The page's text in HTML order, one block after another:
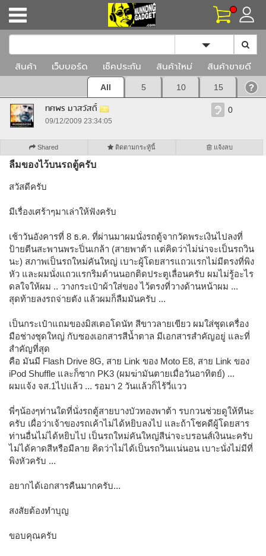
Toggle
สินค้า เว็บบอร์ด เช็คประกัน สินค้าใหม่ สินค้าขายดี
All 5 10 15
ทศพร มาสวัสดิ์
09/12/2009 23:34:05
0
Shared ติดตามกระทู้นี้ แจ้งลบ
ลืมของไว้บนรถตู้ครับ
สวัสดีครับ
มีเรื่องเศร้าๆมาเล่าให้ฟังครับ
เช้าวันอังคารที่ 8 ธ.ค. ที่ผ่านมาผมนั่งรถตู้จากวัดพระเงินไปลงที่
ป้ายตีนสะพานพระปิ่นเกล้า (สายพาต้า แต่คิดว่าไม่น่าจะเป็นรถวิน
นะ) สภาพเป็นรถใหม่คันใหญ่ เบาะผู้โดยสารแถวแรกไม่มีตรงที่พิง
หัว และผมนั่งแถวแรกริมด้านนอกติดประตูเลื่อนครับ ผมไม่รู้อะไร
ดลใจให้ผม .. วางกระเป๋าผ้าใส่ของ ไว้ตรงที่วางด้านหน้าผม ...
สุดท้ายลงรถจ่ายตัง แล้วผมก็ลืมมันครับ ...
เป็นกระเป๋าแถมของมิสเตอโดนัท สีขาวลายเขียว ผมใส่ชุดเครื่อง
มือช่างชุดใหญ่ กับซองเอกสารสีน้ำตาล มีเอกสารสำคัญอยู่ และที่
สำคัญที่สุด
คือ มันมี Flash Drive 8G, สาย Link ของ Moto E8, สาย Link ของ
iPod Shuffle และก็ซาก PK3 (ผมฆ่ามันตายเมื่อวันอาทิตย์) ...
ผมแจ้ง จส.1ไปแล้ว ... รอมา 2 วันแล้วก็ไร้วี่แวว
พี่ๆน้องๆท่านใดที่นั่งรถตู้สายบางบัวทองพาต้า รบกวนช่วยดูให้ทีนะ
ครับ เผื่อว่าเจ้าของรถเค้าไม่ได้หยิบลงไป และถ้าโชคดีผู้โดยสาร
ท่านอื่นไม่ได้หยิบไป เป็นรถใหม่คันใหญ่สีน่าจะบรอนส์เงินนะครับ
ไม่ได้คาดสีหรือมีลาย คิดว่าไม่ได้เป็นรถวินแน่นอน เบาะนั่งไม่มีที่
พิงหัวครับ ...
อยากได้เอกสารคืนมากครับ...
สงสัยต้องทำบุญ
ขอบคุณครับ